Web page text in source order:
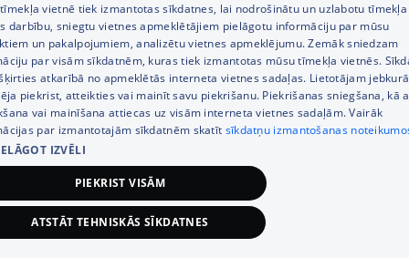
10 kodolu
GPU
Līdz
vienotās atmiņas
Līdz
20 kodolu
GPU
Līdz
vienotās atmiņas
Līdz
40
GPU
LATVIAN
RUSSIAN
ENGLISH
vietnē tiek izmantotas sīkdatnes, lai nodrošinātu un uzlabotu tīmekļa
darbību, sniegtu vietnes apmeklētājiem pielāgotu informāciju par mūsu
un pakalpojumiem, analizētu vietnes apmeklējumu. Zemāk sniedzam
par visām sīkdatnēm, kuras tiek izmantotas mūsu tīmekļa vietnēs.
atkarībā no apmeklētās interneta vietnes sadaļas. Lietotājam
piekrist, atteikties vai mainīt savu piekrišanu. Piekrišanas sniegšana, kā
vai mainīšana attiecas uz visām interneta vietnes sadaļām. Vairāk
par izmantotajām sīkdatnēm skatīt sīkdatņu izmantošanas
IZVĒLI
PIEKRIST VISĀM
ATSTĀT TEHNISKĀS SĪKDATNES